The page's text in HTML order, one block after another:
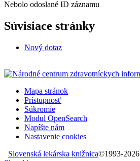
Nebolo odoslané ID záznamu
Súvisiace stránky
Nový dotaz
Mapa stránok
Prístupnosť
Súkromie
Modul OpenSearch
Napíšte nám
Nastavenie cookies
Slovenská lekárska knižnica©1993-2026